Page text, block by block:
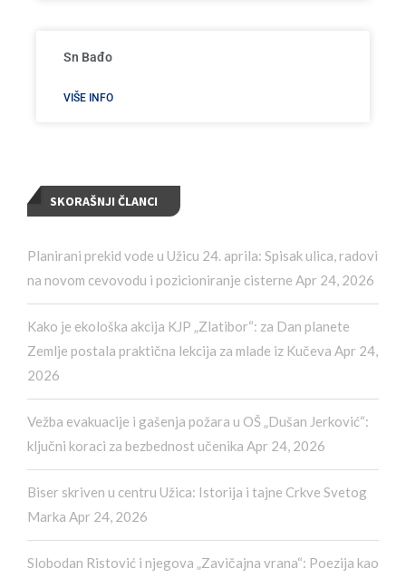
Sn Bađo
VIŠE INFO
SKORAŠNJI ČLANCI
Planirani prekid vode u Užicu 24. aprila: Spisak ulica, radovi
na novom cevovodu i pozicioniranje cisterne Apr 24, 2026
Kako je ekološka akcija KJP „Zlatibor“: za Dan planete
Zemlje postala praktična lekcija za mlade iz Kučeva Apr 24,
2026
Vežba evakuacije i gašenja požara u OŠ „Dušan Jerković“:
ključni koraci za bezbednost učenika Apr 24, 2026
Biser skriven u centru Užica: Istorija i tajne Crkve Svetog
Marka Apr 24, 2026
Slobodan Ristović i njegova „Zavičajna vrana“: Poezija kao